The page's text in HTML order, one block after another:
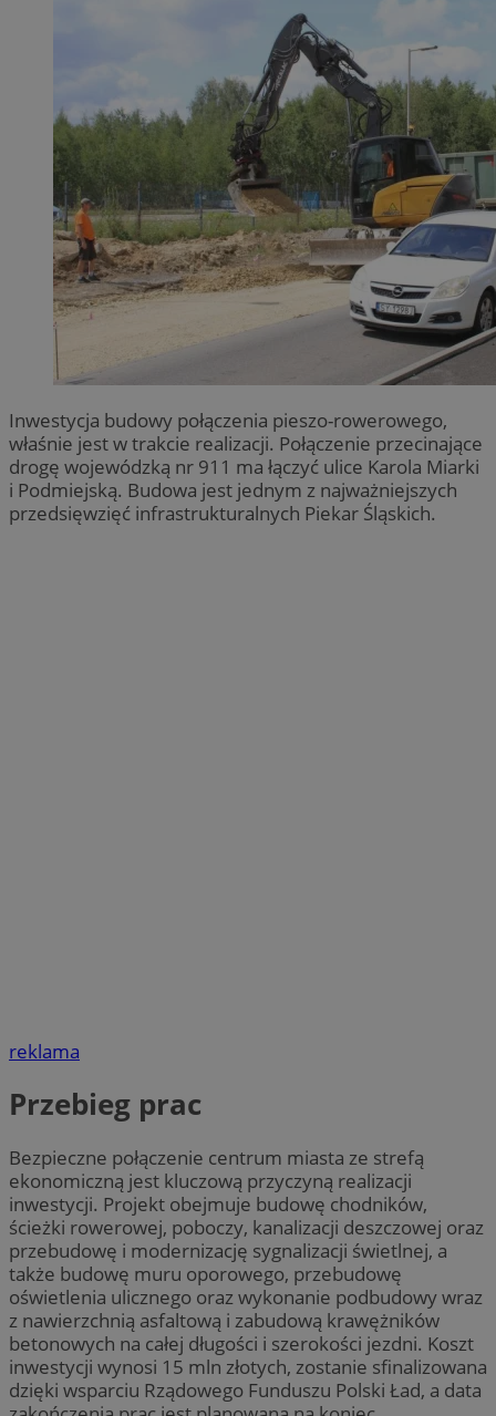
Inwestycja budowy połączenia pieszo-rowerowego,
właśnie jest w trakcie realizacji. Połączenie przecinające
drogę wojewódzką nr 911 ma łączyć ulice Karola Miarki
i Podmiejską. Budowa jest jednym z najważniejszych
przedsięwzięć infrastrukturalnych Piekar Śląskich.
reklama
Przebieg prac
Bezpieczne połączenie centrum miasta ze strefą
ekonomiczną jest kluczową przyczyną realizacji
inwestycji. Projekt obejmuje budowę chodników,
ścieżki rowerowej, poboczy, kanalizacji deszczowej oraz
przebudowę i modernizację sygnalizacji świetlnej, a
także budowę muru oporowego, przebudowę
oświetlenia ulicznego oraz wykonanie podbudowy wraz
z nawierzchnią asfaltową i zabudową krawężników
betonowych na całej długości i szerokości jezdni. Koszt
inwestycji wynosi 15 mln złotych, zostanie sfinalizowana
dzięki wsparciu Rządowego Funduszu Polski Ład, a data